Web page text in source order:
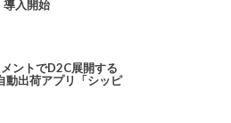
入開始
ントでD2C展開する
動出荷アプリ「シッピ